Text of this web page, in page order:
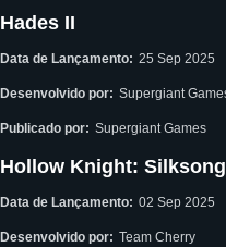
Hades II
Data de Lançamento: 25 Sep 2025
Desenvolvido por: Supergiant
Publicado por: Supergiant Games
Hollow Knight: Silksong
Data de Lançamento: 02 Sep 2025
Desenvolvido por: Team Cherry